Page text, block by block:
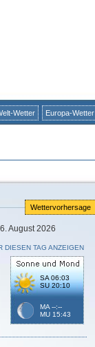
Wetter Europa-Wetter
Wettervorhersage
August 2026
DIESEN TAG ANZEIGEN
SA 06:03
SU 20:10
MA --:--
MU 15:43